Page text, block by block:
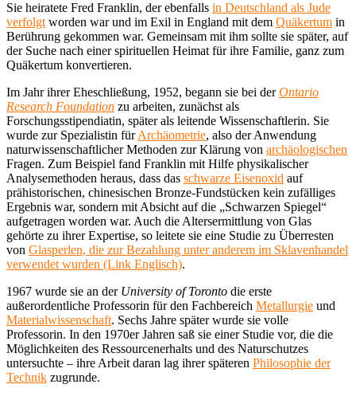
Sie heiratete Fred Franklin, der ebenfalls in Deutschland als Jude
verfolgt worden war und im Exil in England mit dem Quäkertum in
Berührung gekommen war. Gemeinsam mit ihm sollte sie später, auf
der Suche nach einer spirituellen Heimat für ihre Familie, ganz zum
Quäkertum konvertieren.
Im Jahr ihrer Eheschließung, 1952, begann sie bei derOntario
Research Foundation zu arbeiten, zunächst als
Forschungsstipendiatin, später als leitende Wissenschaftlerin. Sie
wurde zur Spezialistin fürArchäometrie, also der Anwendung
naturwissenschaftlicher Methoden zur Klärung von archäologischen
Fragen. Zum Beispiel fand Franklin mit Hilfe physikalischer
Analysemethoden heraus, dass das schwarze Eisenoxid auf
prähistorischen, chinesischen Bronze-Fundstücken kein zufälliges
Ergebnis war, sondern mit Absicht auf die „Schwarzen Spiegel“
aufgetragen worden war. Auch die Altersermittlung von Glas
gehörte zu ihrer Expertise, so leitete sie eine Studie zu Überresten
von Glasperlen, die zur Bezahlung unter anderem im Sklavenhandel
verwendet wurden (Link Englisch).
1967 wurde sie an der University of Toronto die erste
außerordentliche Professorin für den Fachbereich Metallurgie und
Materialwissenschaft. Sechs Jahre später wurde sie volle
Professorin. In den 1970er Jahren saß sie einer Studie vor, die die
Möglichkeiten des Ressourcenerhalts und des Naturschutzes
untersuchte – ihre Arbeit daran lag ihrer späteren Philosophie der
Technik zugrunde.